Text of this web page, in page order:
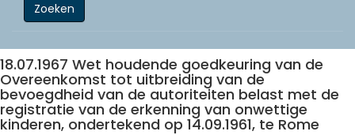
Zoeken
18.07.1967 Wet houdende goedkeuring van de
Overeenkomst tot uitbreiding van de
bevoegdheid van de autoriteiten belast met de
registratie van de erkenning van onwettige
kinderen, ondertekend op 14.09.1961, te Rome